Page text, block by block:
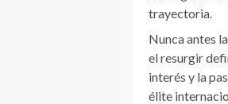
trayectoria.
Nunca antes
el resurgir
interés y la
élite